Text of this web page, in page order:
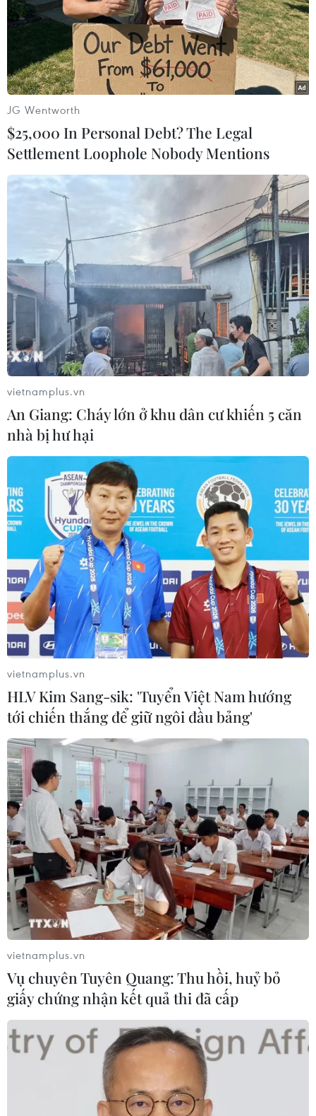
Peru phát hiện loài phong lan mới tại công
viên quốc gia thuộc Amazon
15/08/2018 01:48
Loài lan mới được phát hiện trong một cuộc nghiên cứu
được thực hiện tại công viên rộng 4.800ha, ở độ cao
640m so với mực nước biển và nằm tại thung lũng
Phát hiện loài sen tuyết mới có nguy cơ
tuyệt chủng tại Trung Quốc
11/08/2019 22:00
Các nhà nghiên cứu và nhân viên bảo tồn xác định hiện
còn gần 500 cây sen tuyết này, và núi Balang tại Khu
bảo tồn thiên nhiên quốc gia Ngọa Long, thuộc tỉnh Tứ
Xuyên là nơi duy nhất có sen tuyết mọc.
Hươu chuột tái xuất: Hy vọng cho nỗ lực
bảo tồn báu vật thiên nhiên
13/11/2019 08:30
Cheo cheo lưng bạc (hươu chuột) là loài thú móng guốc
đặc hữu của Việt Nam, chưa nơi nào khác ngoài Việt
Nam có công bố ghi nhận sự hiện diện của loài này ở
ngoài tự nhiên.
JG Wentworth
$25,000 In Personal Debt? The Legal
Settlement Loophole Nobody Mentions
vietnamplus.vn
An Giang: Cháy lớn ở khu dân cư khiến 5 căn
nhà bị hư hại
vietnamplus.vn
HLV Kim Sang-sik: 'Tuyển Việt Nam hướng
tới chiến thắng để giữ ngôi đầu bảng'
vietnamplus.vn
Vụ chuyên Tuyên Quang: Thu hồi, huỷ bỏ
giấy chứng nhận kết quả thi đã cấp